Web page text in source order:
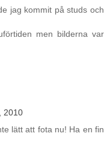
jag kommit på studs och
men bilderna var
2010
lätt att fota nu! Ha en fin